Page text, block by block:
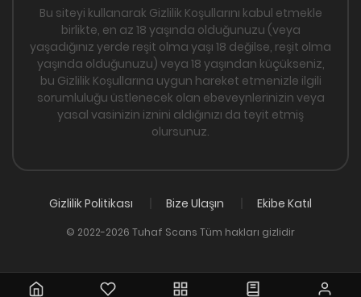
Bu siteyi kullanarak Gizlilik Koşullarını kabul etmekle
birlikte, en az 18 yaşında olduğunuzu (veya
yaşadığınız yerde reşit olma yaşı 18 değilse, reşit olma
yaşında olduğunuzu) veya 18 yaşından küçükseniz,
bu Gizlilik Koşullarına uygun hareket etmenizle ilgili
sorumluluğu üstlenecek olan ebeveynlerinizin veya
yasal vasinizin iznini aldığınızı da teyit etmiş
olursunuz.
Gizlilik Politikası Bize Ulaşın Ekibe Katıl
© 2022-2026 Tuhaf Scans Tüm hakları gizlidir